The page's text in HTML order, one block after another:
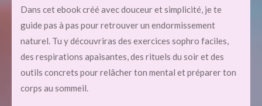
Dans cet ebook créé avec douceur et simplicité, je te
guide pas à pas pour retrouver un endormissement
naturel. Tu y découvriras des exercices sophro faciles,
des respirations apaisantes, des rituels du soir et des
outils concrets pour relâcher ton mental et préparer ton
corps au sommeil.